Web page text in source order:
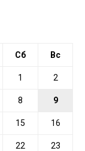
Сб Вс
1 2
8 9
15 16
22 23